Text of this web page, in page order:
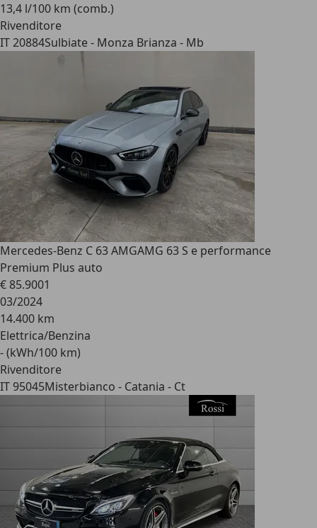
13,4 l/100 km (comb.)
Rivenditore
IT 20884Sulbiate - Monza Brianza - Mb
Mercedes-Benz C 63 AMGAMG 63 S e performance
Premium Plus auto
€ 85.9001
03/2024
14.400 km
Elettrica/Benzina
- (kWh/100 km)
Rivenditore
IT 95045Misterbianco - Catania - Ct